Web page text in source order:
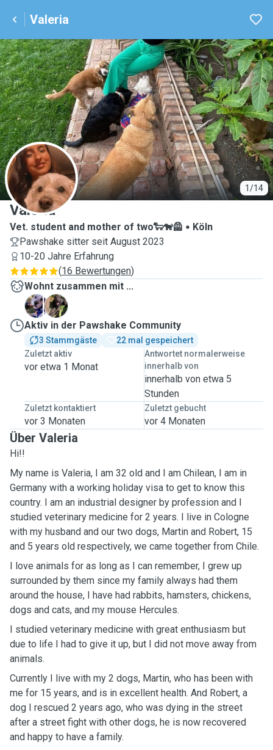
Valeria
1/14
V
Valeria
Vet. student and mother of two🐑🐕‍🦺
Köln
Pawshake sitter seit August 2023
10-20 Jahre Erfahrung
(16 Bewertungen)
Wohnt zusammen mit ...
M
R
Aktiv in der Pawshake Community
3 Stammgäste
22 mal gespeichert
Zuletzt aktiv
vor etwa 1 Monat
Antwortet normalerweise
innerhalb von
innerhalb von etwa 5
Stunden
Zuletzt kontaktiert
vor 3 Monaten
Zuletzt gebucht
vor 4 Monaten
Über Valeria
Hi!!
My name is Valeria, I am 32 old and I am Chilean, I am in
Germany with a working holiday visa to get to know this
country. I am an industrial designer by profession and I
studied veterinary medicine for 2 years. I live in Cologne
with my husband and our two dogs, Martin and Robert, 15
and 5 years old respectively, we came together from Chile.
I love animals for as long as I can remember, I grew up
surrounded by them since my family always had them
around the house, I have had rabbits, hamsters, chickens,
dogs and cats, and my mouse Hercules.
I studied veterinary medicine with great enthusiasm but
due to life I had to give it up, but I did not move away from
animals.
Currently I live with my 2 dogs, Martin, who has been with
me for 15 years, and is in excellent health. And Robert, a
dog I rescued 2 years ago, who was dying in the street
after a street fight with other dogs, he is now recovered
and happy to have a family.